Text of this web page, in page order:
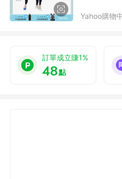
Yahoo購物
訂單成立賺1%
48點